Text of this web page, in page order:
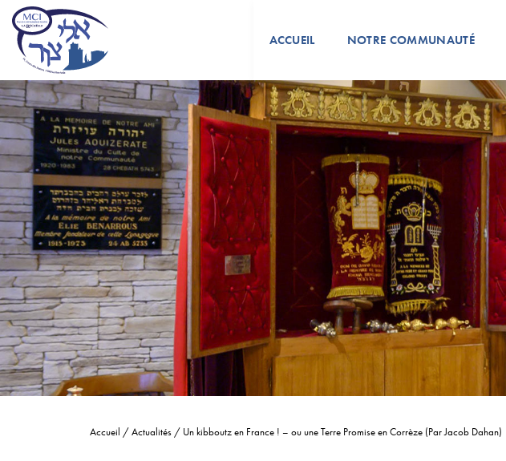
ACCUEIL NOTRE COMMUNAUTÉ
Accueil /Actualités / Un kibboutz en France ! – ou une Terre Promise en Corrèze (Par Jacob Dahan)